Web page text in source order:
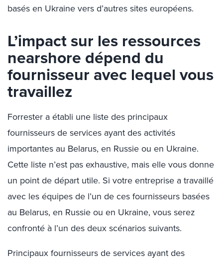
basés en Ukraine vers d’autres sites européens.
L’impact sur les ressources
nearshore dépend du
fournisseur avec lequel vous
travaillez
Forrester a établi une liste des principaux
fournisseurs de services ayant des activités
importantes au Belarus, en Russie ou en Ukraine.
Cette liste n’est pas exhaustive, mais elle vous donne
un point de départ utile. Si votre entreprise a travaillé
avec les équipes de l’un de ces fournisseurs basées
au Belarus, en Russie ou en Ukraine, vous serez
confronté à l’un des deux scénarios suivants.
Principaux fournisseurs de services ayant des